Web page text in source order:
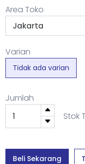
Area Toko
Varian
Tidak ada varian
Jumlah
Stok
Beli Sekarang